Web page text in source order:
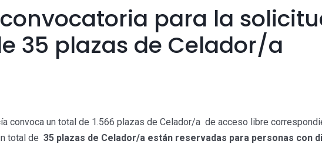
para la
35 plazas de Celador/a
convoca un total de 1.566 plazas de Celador/a de acceso libre
total de35 plazas de Celador/a están reservadas para personas con